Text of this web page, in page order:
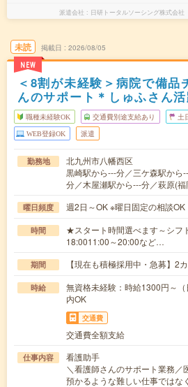
派遣会社 日研トータルソーシング株式会
未読
NEW
掲載日 2026/08/05
＜8割が未経験＞病院で備品
んのサポート＊しゅふさん活
職種未経験OK 交通費別途支給あり 土
WEB登録OK 派遣
勤務地
北九州市八幡西区
黒崎駅から---分／三ケ森駅から
分／木屋瀬駅から---分／萩原(
曜日頻度 週2日～OK ※曜日固定の相談OK
時間
★スタート時間選べます～シフ
18:0011:00～20:00など…
期間 【現在も積極採用中・急募】2
時給
無資格未経験：時給1300円～
内OK
交通費
交通費全額支給
仕事内容
看護助手
＼看護師さんのサポート業務／
預かるような難しい仕事では